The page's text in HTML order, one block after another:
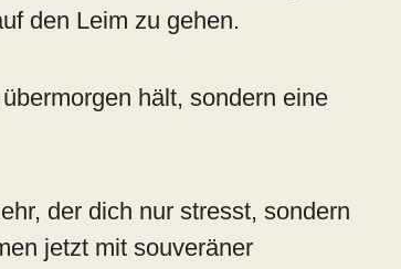
den Leim zu gehen.
hält, sondern eine
der dich nur stresst, sondern
jetzt mit souveräner